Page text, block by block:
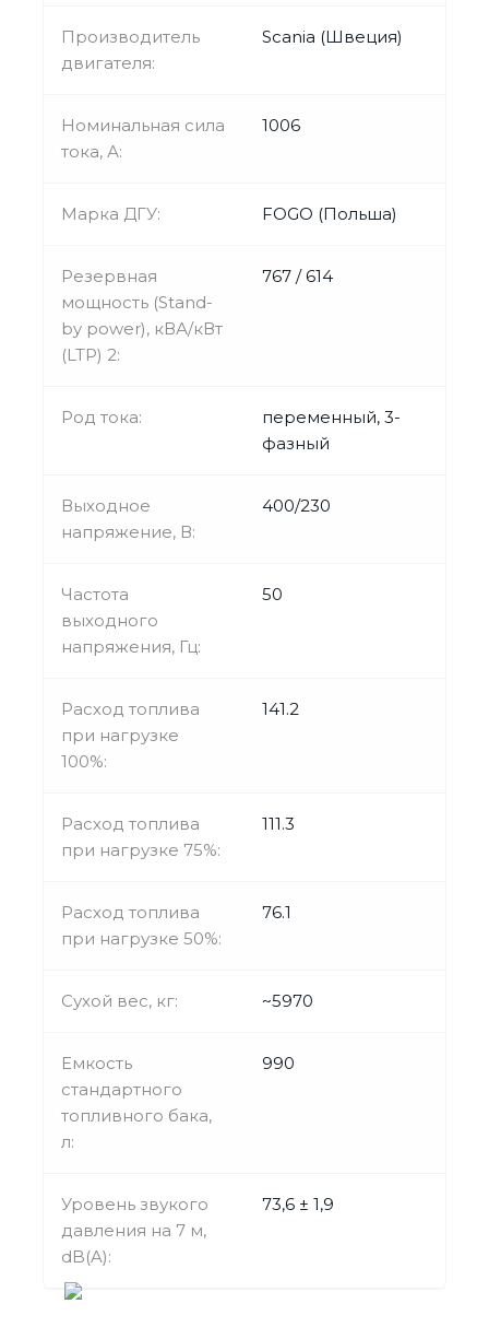
Производитель
двигателя:
Scania (Швеция)
Номинальная сила
тока, А:
1006
Марка ДГУ: FOGO (Польша)
Резервная
мощность (Stand-
by power), кВА/кВт
(LTP) 2:
767 / 614
Род тока:
переменный, 3-
фазный
Выходное
напряжение, В:
400/230
Частота
выходного
напряжения, Гц:
50
Расход топлива
при нагрузке
100%:
141.2
Расход топлива
при нагрузке 75%:
111.3
Расход топлива
при нагрузке 50%:
76.1
Сухой вес, кг: ~5970
Емкость
стандартного
топливного бака,
л:
990
Уровень звукого
давления на 7 м,
dB(A):
73,6 ± 1,9